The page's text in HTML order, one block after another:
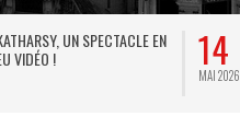
UN SPECTACLE EN
VIDÉO !
14
MAI 2026